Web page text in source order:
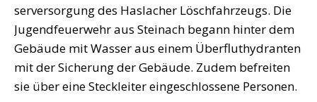
ser­ver­sor­gung des Has­la­cher Lösch­fahr­zeugs. Die
Jugend­feu­er­wehr aus Stein­ach begann hin­ter dem
Gebäu­de mit Was­ser aus einem Über­flut­hy­dran­ten
mit der Siche­rung der Gebäu­de. Zudem befrei­ten
sie über eine Steck­lei­ter ein­ge­schlos­se­ne Personen.